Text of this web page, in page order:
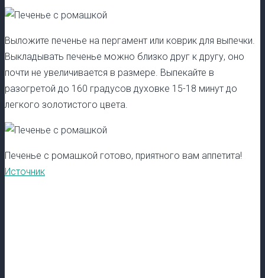
Выложите печенье на пергамент или коврик для выпечки.
Выкладывать печенье можно близко друг к другу, оно
почти не увеличивается в размере. Выпекайте в
разогретой до 160 градусов духовке 15-18 минут до
легкого золотистого цвета.
Печенье с ромашкой готово, приятного вам аппетита!
Источник